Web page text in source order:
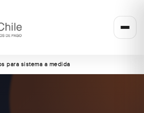
para sistema a medida